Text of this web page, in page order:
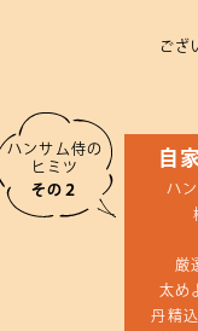
ござ
ハンサム侍の
ヒミツ
その２
自
ハ
厳
太め
丹精